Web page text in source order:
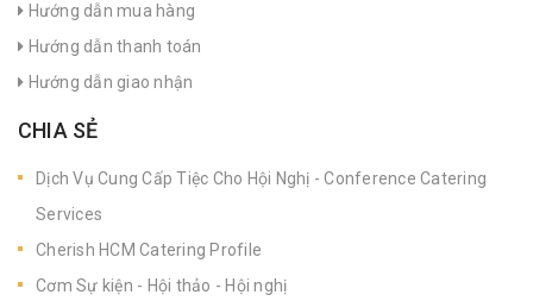
Hướng dẫn mua hàng
Hướng dẫn thanh toán
Hướng dẫn giao nhận
CHIA SẺ
Dịch Vụ Cung Cấp Tiệc Cho Hội Nghị - Conference Catering
Services
Cherish HCM Catering Profile
Cơm Sự kiện - Hội thảo - Hội nghị